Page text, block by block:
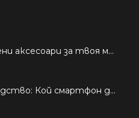
Търсиш качествени аксесоари за твоя модел? Как правилно да защитим новия си смартфон: Ръководство за аксесоари през 2026 г.
Подробно ръководство: Кой смартфон да купиш през 2026 г.?